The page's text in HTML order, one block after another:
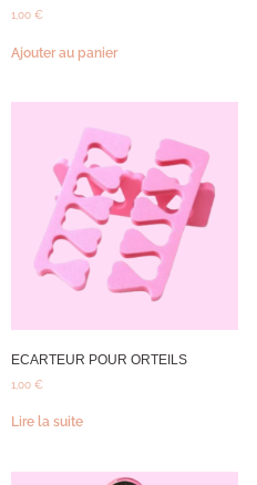
1,00 €
Ajouter au panier
ECARTEUR POUR ORTEILS
1,00 €
Lire la suite